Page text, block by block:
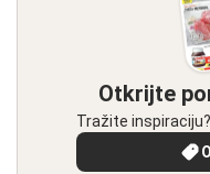
Otkrijte
Tražite